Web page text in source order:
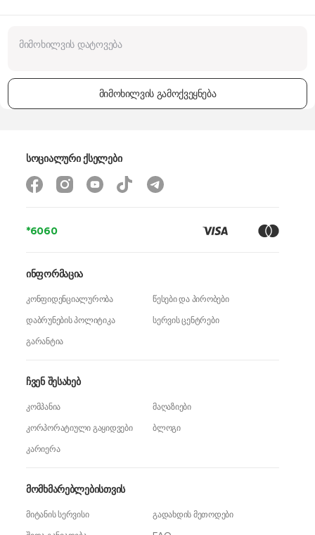
მიმოხილვის გამოქვეყნება
*6060
ჩვენ შესახებ
კომპანია
მაღაზიები
კორპორატიული გაყიდვები
ბლოგი
კარიერა
ინფორმაცია
კონფიდენციალურობა
წესები და პირობები
დაბრუნების პოლიტიკა
სერვის ცენტრები
გარანტია
მომხმარებლებისთვის
მიტანის სერვისი
გადახდის მეთოდები
სოციალური ქსელები